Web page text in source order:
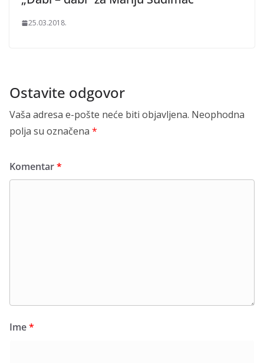
25.03.2018.
Ostavite odgovor
Vaša adresa e-pošte neće biti objavljena. Neophodna
polja su označena *
Komentar*
Ime*